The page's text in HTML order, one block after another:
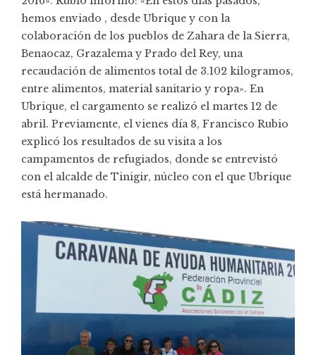
hemos enviado , desde Ubrique y con la
colaboración de los pueblos de Zahara de la Sierra,
Benaocaz, Grazalema y Prado del Rey, una
recaudación de alimentos total de 3.102 kilogramos,
entre alimentos, material sanitario y ropa». En
Ubrique, el cargamento se realizó el martes 12 de
abril. Previamente, el vienes día 8, Francisco Rubio
explicó los resultados de su visita a los
campamentos de refugiados, donde se entrevistó
con el alcalde de Tinigir, núcleo con el que Ubrique
está hermanado.